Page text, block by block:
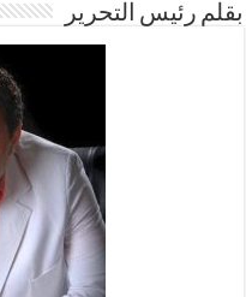
بقلم رئيس التحرير